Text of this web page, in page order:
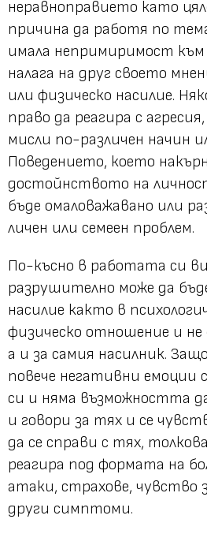
неравноправието като
причина да работя по
имала непримиримост
налага на друг своето
или физическо насилие.
право да реагира с
мисли по-различен начин
Поведението, което
достойнството на
бъде омаловажавано или
личен или семеен проблем.
По-късно в работата си
разрушително може да
насилие както в
физическо отношение и
а и за самия насилник.
повече негативни емоции
си и няма възможността
и говори за тях и се
да се справи с тях,
реагира под формата на
атаки, страхове, чувство
други симптоми.